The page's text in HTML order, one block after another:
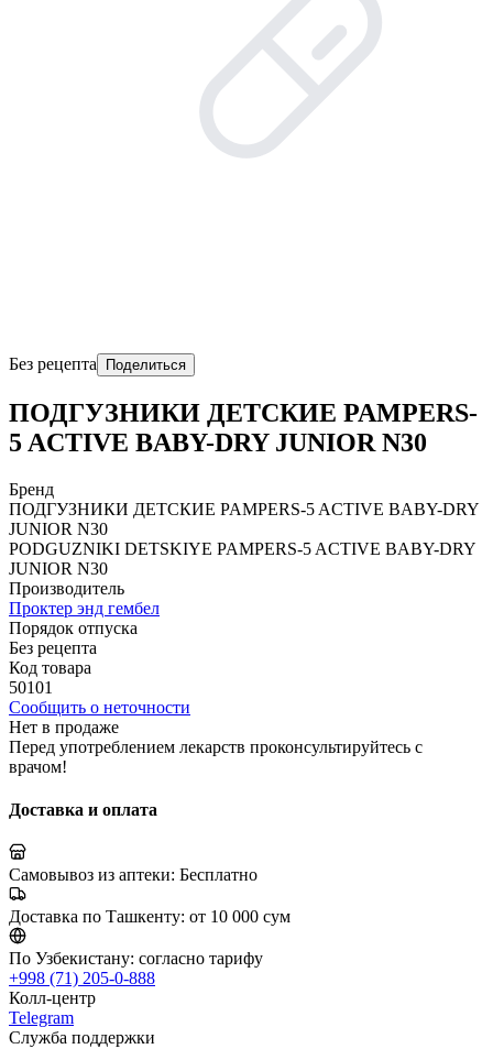
Без рецепта Поделиться
ПОДГУЗНИКИ ДЕТСКИЕ PAMPERS-
5 ACTIVE BABY-DRY JUNIOR N30
Бренд
ПОДГУЗНИКИ ДЕТСКИЕ PAMPERS-5 ACTIVE BABY-DRY
JUNIOR N30
PODGUZNIKI DЕTSKIYE PAMPERS-5 ACTIVE BABY-DRY
JUNIOR N30
Производитель
Проктер энд гембел
Порядок отпуска
Без рецепта
Код товара
50101
Сообщить о неточности
Нет в продаже
Перед употреблением лекарств проконсультируйтесь с
врачом!
Доставка и оплата
Самовывоз из аптеки: Бесплатно
Доставка по Ташкенту: от 10 000 сум
По Узбекистану: согласно тарифу
+998 (71) 205-0-888
Колл-центр
Telegram
Служба поддержки